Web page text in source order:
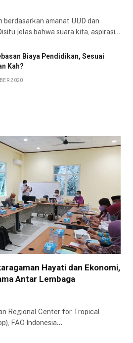
berdasarkan amanat UUD dan
jelas bahwa suara kita, aspirasi…
Biaya Pendidikan, Sesuai
Kah?
2020
Hayati dan Ekonomi,
Antar Lembaga
Regional Center for Tropical
FAO Indonesia…